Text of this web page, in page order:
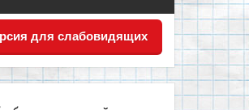
для слабовидящих